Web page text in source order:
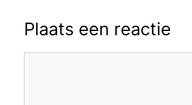
Plaats een reactie